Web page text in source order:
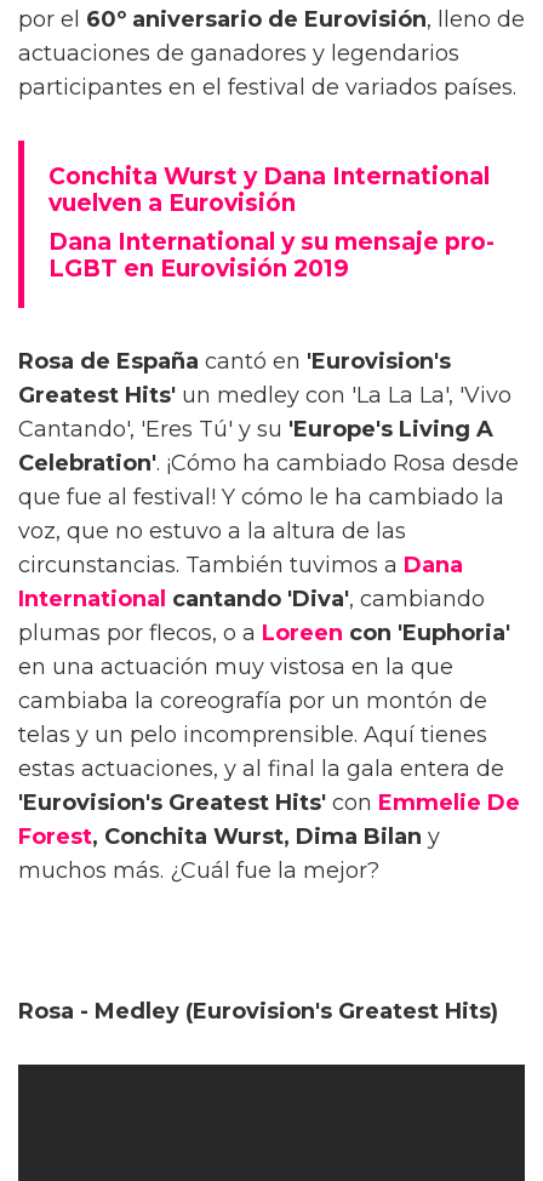
por el 60º aniversario de Eurovisión, lleno de
actuaciones de ganadores y legendarios
participantes en el festival de variados países.
Conchita Wurst y Dana International
vuelven a Eurovisión
Dana International y su mensaje pro-
LGBT en Eurovisión 2019
Rosa de España cantó en 'Eurovision's
Greatest Hits' un medley con 'La La La', 'Vivo
Cantando', 'Eres Tú' y su 'Europe's Living A
Celebration'. ¡Cómo ha cambiado Rosa desde
que fue al festival! Y cómo le ha cambiado la
voz, que no estuvo a la altura de las
circunstancias. También tuvimos a Dana
International cantando 'Diva', cambiando
plumas por flecos, o a Loreen con 'Euphoria'
en una actuación muy vistosa en la que
cambiaba la coreografía por un montón de
telas y un pelo incomprensible. Aquí tienes
estas actuaciones, y al final la gala entera de
'Eurovision's Greatest Hits' con Emmelie De
Forest, Conchita Wurst, Dima Bilan y
muchos más. ¿Cuál fue la mejor?
Rosa - Medley (Eurovision's Greatest Hits)